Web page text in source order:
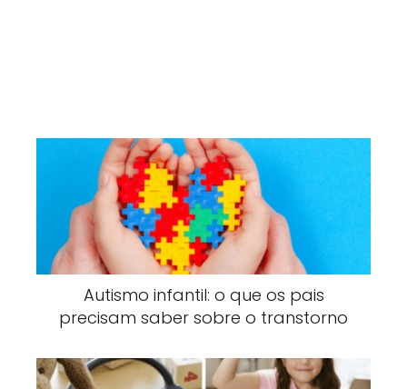
Autismo infantil: o que os pais
precisam saber sobre o transtorno